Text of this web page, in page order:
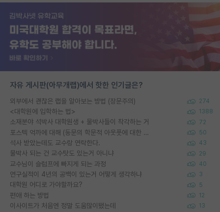
자유 게시판(아무개랩)에서 핫한 인기글은?
외부에서 괜찮은 랩을 알아보는 방법 (장문주의) 274
<대학원에 입학하는 법> 1388
소재분야 석박사 대학원생 + 물박사들이 착각하는 거 72
포스텍 억까에 대해 (동문의 학문적 아웃풋에 대한 반박) 50
석사 받았는데도 교수랑 연락한다. 43
물박사 되는 건 교수탓도 있는거 아니냐 29
교수님이 슬럼프에 빠지게 되는 과정 40
연구실적이 4년의 공백이 있는거 어떻게 생각하냐 3
대학원 어디로 가야할까요? 5
편애 하는 방법 12
이사이트가 처음엔 정말 도움많이됐는데 13